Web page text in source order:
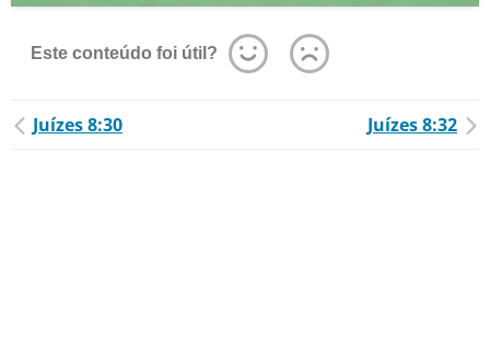
Este conteúdo foi útil?
Juízes 8:30 Juízes 8:32